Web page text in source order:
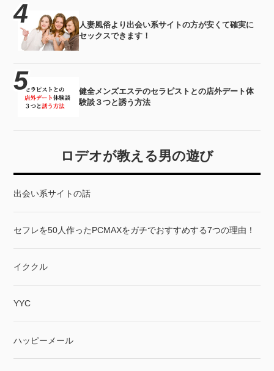
人妻風俗より出会い系サイトの方が安くて確実に
セックスできます！
健全メンズエステのセラピストとの店外デート体
験談３つと誘う方法
ロデオが教える男の遊び
出会い系サイトの話
セフレを50人作ったPCMAXをガチでおすすめする7つの理由！
イククル
YYC
ハッピーメール